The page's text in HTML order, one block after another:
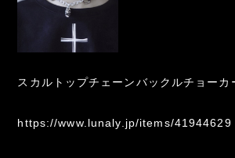
スカルトップチェーンバックルチョーカ
https://www.lunaly.jp/items/41944629